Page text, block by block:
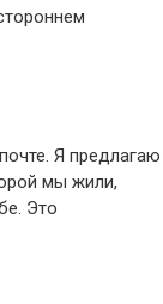
Я предлагаю
мы жили,
Это